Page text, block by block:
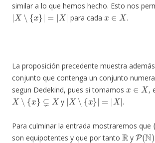
similar a lo que hemos hecho. Esto nos
|X∖{x}|= |X|
para cada
x ∈X
.
La proposición precedente muestra
conjunto que contenga un conjunto
segun Dedekind, pues si tomamos
x∈X
,
X∖{x} ⊊X
y
|X∖{ x}|=|X|
.
Para culminar la entrada mostraremos que
son equipotentes y que por tanto
R
y
P(N)